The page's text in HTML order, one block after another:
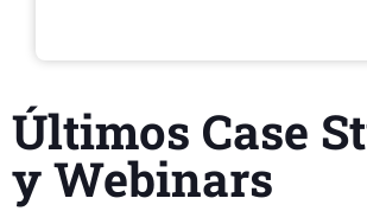
Últimos Case
y Webinars